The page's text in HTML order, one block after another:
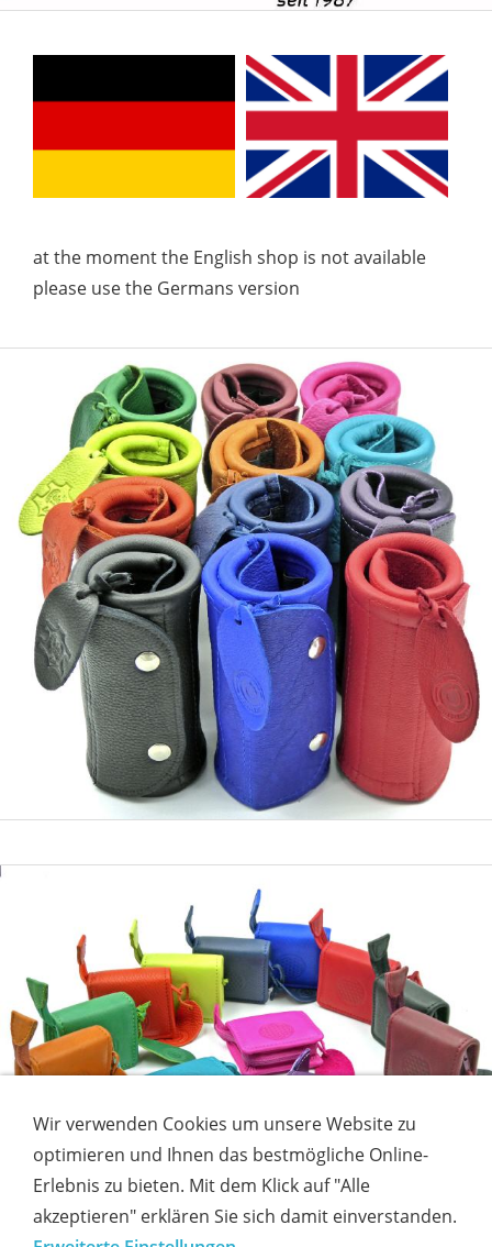
at the moment the English shop is not available
please use the Germans version
Wir verwenden Cookies um unsere Website zu
optimieren und Ihnen das bestmögliche Online-
Erlebnis zu bieten. Mit dem Klick auf "Alle
akzeptieren" erklären Sie sich damit einverstanden.